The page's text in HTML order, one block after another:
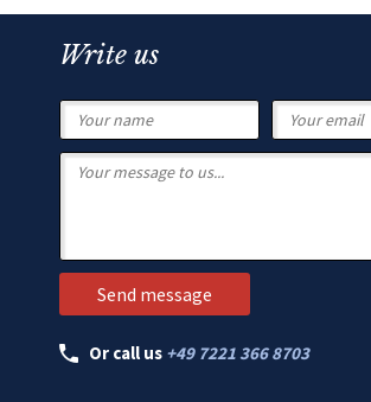
Write us
Or call us +49 7221 366 8703